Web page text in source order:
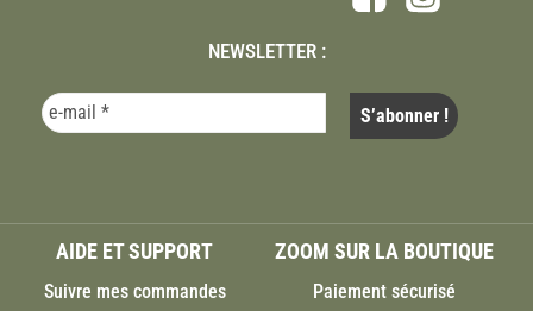
NEWSLETTER :
AIDE ET SUPPORT
Suivre mes commandes
ZOOM SUR LA BOUTIQUE
Paiement sécurisé